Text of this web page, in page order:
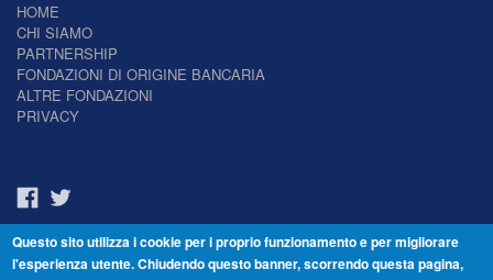
HOME
CHI SIAMO
PARTNERSHIP
FONDAZIONI DI ORIGINE BANCARIA
ALTRE FONDAZIONI
PRIVACY
Il Giornale delle Fondazioni - Periodico telematico
Reg. Tribunale n.7 del 22/07/2014 – ISSN 2421-2466
Questo sito utilizza i cookie per i proprio funzionamento e per migliorare
l'esperienza utente. Chiudendo questo banner, scorrendo questa pagina,